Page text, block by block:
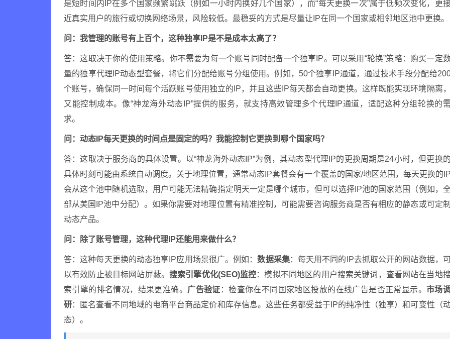
是短时间内IP在多个国家频繁跳跃（例如一小时内换好几个国家），而“每天更换一次”属于低频次变化，更
近真实用户的旅行或切换网络场景，风险较低。最稳妥的方式是尽量让IP在同一个国家或相邻地区池中更换。
问：我管理的账号有上百个，这种独享IP是不是成本太高了？
答：这取决于你的使用策略。你不需要为每一个账号同时配备一个独享IP。可以采用“轮换”策略：购买一定
量的独享代理IP动态型套餐，将它们分配给账号分组使用。例如，50个独享IP通道，通过技术手段分配给
个账号，确保同一时间每个活跃账号使用独立的IP，并且这些IP每天都会自动更换。这样既能实现环境隔离，
又能控制成本。像“神龙海外动态IP”提供的服务，就支持高效管理多个代理IP通道，适配这种分组轮换的需
求。
问：动态IP每天更换的时间点是固定的吗？我能控制它更换到哪个国家吗？
答：这取决于服务商的具体设置。以“神龙海外动态IP”为例，其动态型代理IP的更换周期是24小时，但更换的
具体时刻可能由系统自动调度。关于地理位置，通常动态IP套餐会有一个覆盖的国家/地区范围，每天更换的IP
会从这个池中随机选取，用户可能无法精确指定明天一定是哪个城市，但可以选择IP池的国家范围（例如，
部从美国IP池中分配）。如果你需要对地理位置有精准控制，可能需要咨询服务商是否有相应的静态或可定制
动态产品。
问：除了账号管理，这种代理IP还能用来做什么？
答：这种每天更换的动态独享IP应用场景很广。例如：数据采集：每天用不同的IP去抓取公开的网站数据，
以有效防止被目标网站屏蔽。 搜索引擎优化(SEO)监控：模拟不同地区的用户搜索关键词，查看网站在当地搜
索引擎的排名情况，结果更准确。 广告验证 ：检查你在不同国家地区投放的在线广告是否正常显示。 市场调
研：匿名查看不同地域的电商平台商品定价和库存信息。这些任务都受益于IP的纯净性（独享）和可变性（动
态）。